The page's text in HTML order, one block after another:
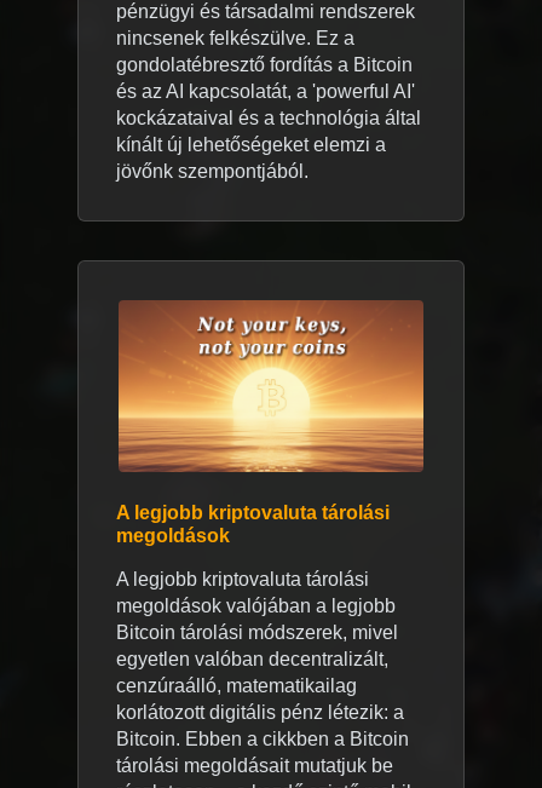
pénzügyi és társadalmi rendszerek
nincsenek felkészülve. Ez a
gondolatébresztő fordítás a Bitcoin
és az AI kapcsolatát, a 'powerful AI'
kockázataival és a technológia által
kínált új lehetőségeket elemzi a
jövőnk szempontjából.
A legjobb kriptovaluta tárolási
megoldások
A legjobb kriptovaluta tárolási
megoldások valójában a legjobb
Bitcoin tárolási módszerek, mivel
egyetlen valóban decentralizált,
cenzúraálló, matematikailag
korlátozott digitális pénz létezik: a
Bitcoin. Ebben a cikkben a Bitcoin
tárolási megoldásait mutatjuk be